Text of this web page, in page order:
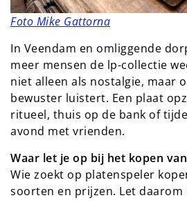
Foto Mike Gattorna
In Veendam en omliggende
meer mensen de lp-collectie
niet alleen als nostalgie, maar
bewuster luistert. Een plaat
ritueel, thuis op de bank of
avond met vrienden.
Waar let je op bij het kopen
Wie zoekt op platenspeler
soorten en prijzen. Let daarom